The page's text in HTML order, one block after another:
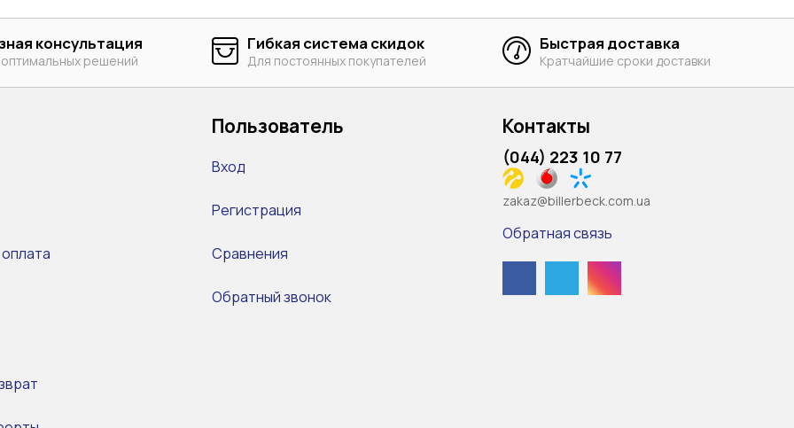
консультация
решений
Гибкая система скидок
Для постоянных покупателей
Быстрая доставка
Кратчайшие сроки доставки
Пользователь
Вход
Регистрация
Сравнения
Обратный звонок
Контакты
(044) 223 10 77
zakaz@billerbeck.com.ua
Обратная связь